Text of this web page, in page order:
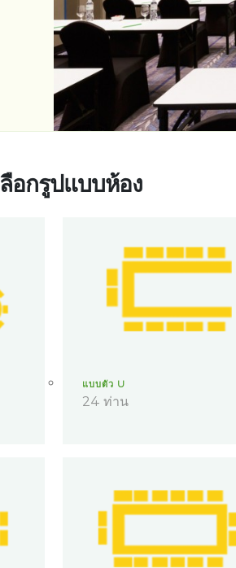
อกรูปแบบห้อง
แบบตัว U
24 ท่าน